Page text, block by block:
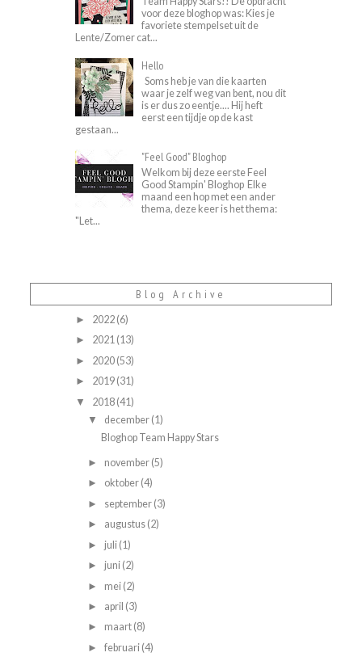
voor deze bloghop was: Kies je
favoriete stempelset uit de
Lente/Zomer cat...
Hello
Soms heb je van die kaarten
waar je zelf weg van bent, nou dit
is er dus zo eentje.... Hij heft
eerst een tijdje op de kast
gestaan...
"Feel Good" Bloghop
Welkom bij deze eerste Feel
Good Stampin' Bloghop Elke
maand een hop met een ander
thema, deze keer is het thema:
"Let...
Blog Archive
► 2022 (6)
► 2021 (13)
► 2020 (53)
► 2019 (31)
▼ 2018 (41)
▼ december (1)
Bloghop Team Happy Stars
► november (5)
► oktober (4)
► september (3)
► augustus (2)
► juli (1)
► juni (2)
► mei (2)
► april (3)
► maart (8)
►februari (4)